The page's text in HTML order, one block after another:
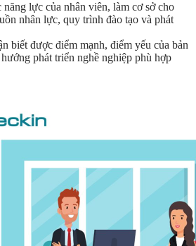
lực của nhân viên, làm cơ sở cho
nhân lực, quy trình đào tạo và phát
biết được điểm mạnh, điểm yếu của bản
phát triển nghề nghiệp phù hợp